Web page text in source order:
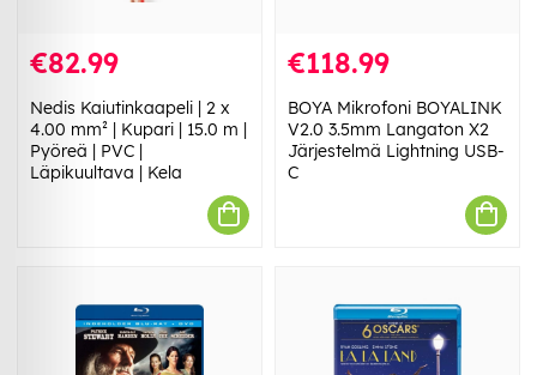
€82.99
Nedis Kaiutinkaapeli | 2 x
4.00 mm² | Kupari | 15.0 m |
Pyöreä | PVC |
Läpikuultava | Kela
€118.99
BOYA Mikrofoni BOYALINK
V2.0 3.5mm Langaton X2
Järjestelmä Lightning USB-
C